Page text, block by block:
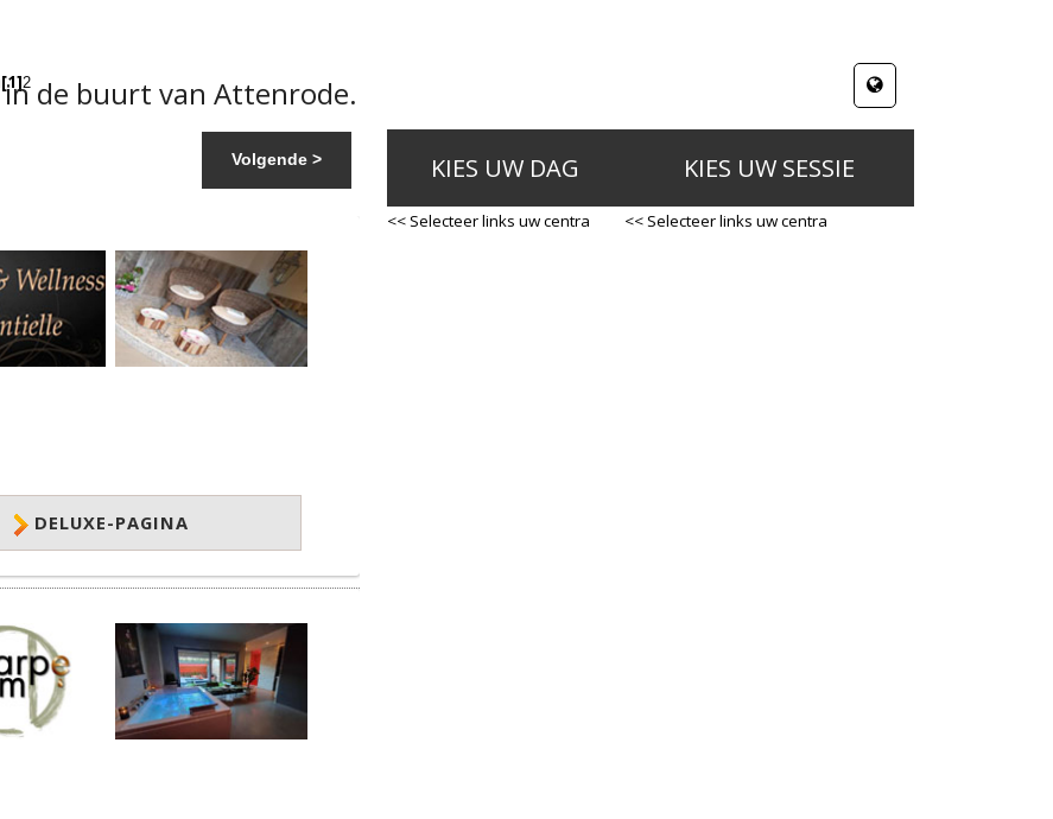
de buurt van Attenrode.
Volgende >
[1]2
DELUXE-PAGINA
KIES UW DAG
<< Selecteer links uw centra
KIES UW SESSIE
<< Selecteer links uw centra